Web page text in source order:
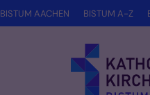
Zum Inhalt springen
BISTUM AACHEN BISTUM A-Z